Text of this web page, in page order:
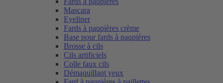
Mascara
Eyeliner
Fards à paupières crème
Base pour fards à paupières
Brosse à cils
Cils artificiels
Colle faux cils
Démaquillant yeux